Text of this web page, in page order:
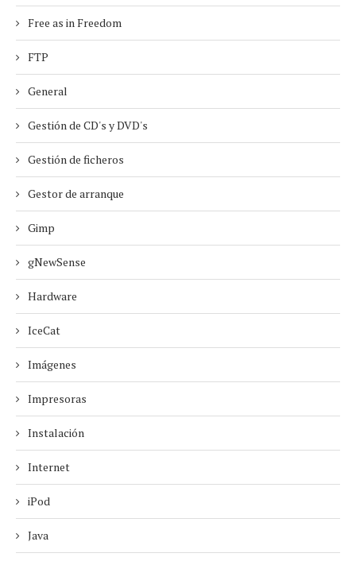
Free as in Freedom
FTP
General
Gestión de CD's y DVD's
Gestión de ficheros
Gestor de arranque
Gimp
gNewSense
Hardware
IceCat
Imágenes
Impresoras
Instalación
Internet
iPod
Java